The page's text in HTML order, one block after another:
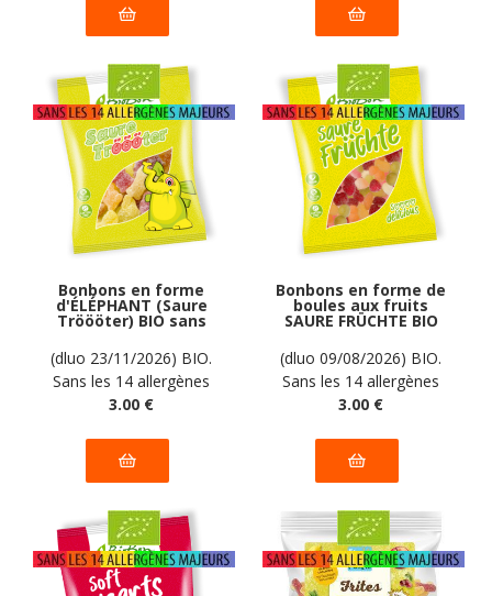
Bonbons en forme
d'ÉLÉPHANT (Saure
Tröööter) BIO sans
allergènes Biobon :
100g
(dluo 23/11/2026) BIO.
Sans les 14 allergènes
majeurs
3.00 €
Bonbons en forme de
boules aux fruits
SAURE FRÜCHTE BIO
allergènes Biobon :
100g
(dluo 09/08/2026) BIO.
Sans les 14 allergènes
majeurs
3.00 €